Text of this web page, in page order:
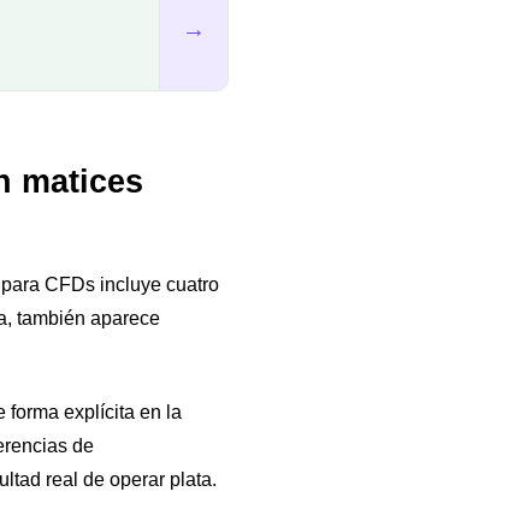
→
matices
CFDs incluye cuatro
también aparece
forma explícita en la
de
real de operar plata.